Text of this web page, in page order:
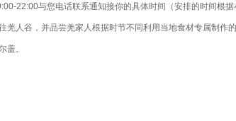
22:00与您电话联系通知接你的具体时间（安排的时间根
人谷，并品尝羌家人根据时节不同利用当地食材专属制作
盖。